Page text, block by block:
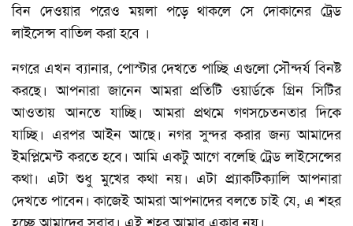
বিন দেওয়ার পরেও ময়লা পড়ে থাকলে সে দোকানের ট্রেড
লাইসেন্স বাতিল করা হবে ।
নগরে এখন ব্যানার, পোস্টার দেখতে পাচ্ছি এগুলো সৌন্দর্য বিনষ্ট
করছে। আপনারা জানেন আমরা প্রতিটি ওয়ার্ডকে গ্রিন সিটির
আওতায় আনতে যাচ্ছি। আমরা প্রথমে গণসচেতনতার দিকে
যাচ্ছি। এরপর আইন আছে। নগর সুন্দর করার জন্য আমাদের
ইমপ্লিমেন্ট করতে হবে। আমি একটু আগে বলেছি ট্রেড লাইসেন্সের
কথা। এটা শুধু মুখের কথা নয়। এটা প্র্যাকটিক্যালি আপনারা
দেখতে পাবেন। কাজেই আমরা আপনাদের বলতে চাই যে, এ শহর